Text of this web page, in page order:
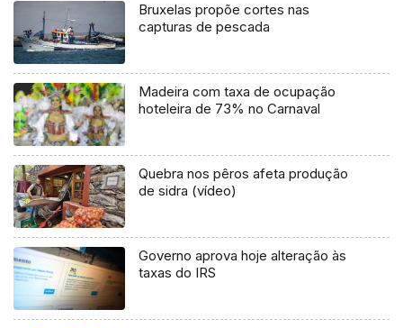
Bruxelas propõe cortes nas
capturas de pescada
Madeira com taxa de ocupação
hoteleira de 73% no Carnaval
Quebra nos pêros afeta produção
de sidra (vídeo)
Governo aprova hoje alteração às
taxas do IRS